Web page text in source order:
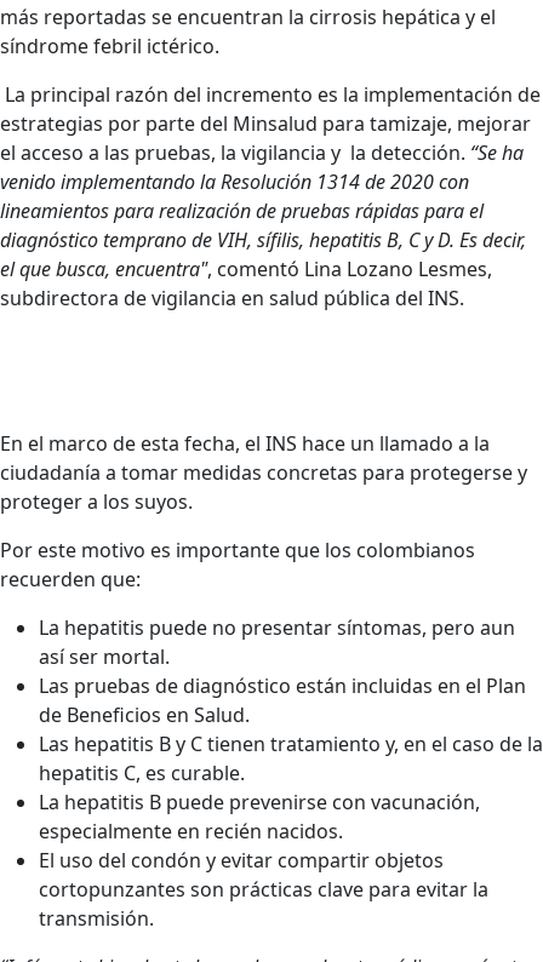
más reportadas se encuentran la cirrosis hepática y el
síndrome febril ictérico.
La principal razón del incremento es la implementación de
estrategias por parte del Minsalud para tamizaje, mejorar
el acceso a las pruebas, la vigilancia y la detección. “Se ha
venido implementando la Resolución 1314 de 2020 con
lineamientos para realización de pruebas rápidas para el
diagnóstico temprano de VIH, sífilis, hepatitis B, C y D. Es decir,
el que busca, encuentra", comentó Lina Lozano Lesmes,
subdirectora de vigilancia en salud pública del INS.
En el marco de esta fecha, el INS hace un llamado a la
ciudadanía a tomar medidas concretas para protegerse y
proteger a los suyos.
Por este motivo es importante que los colombianos
recuerden que:
La hepatitis puede no presentar síntomas, pero aun
así ser mortal.
Las pruebas de diagnóstico están incluidas en el Plan
de Beneficios en Salud.
Las hepatitis B y C tienen tratamiento y, en el caso de la
hepatitis C, es curable.
La hepatitis B puede prevenirse con vacunación,
especialmente en recién nacidos.
El uso del condón y evitar compartir objetos
cortopunzantes son prácticas clave para evitar la
transmisión.